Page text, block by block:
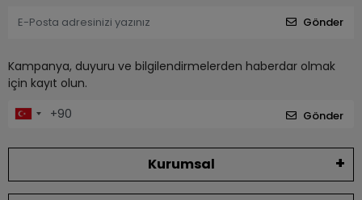
Gönder
Kampanya, duyuru ve bilgilendirmelerden haberdar olmak
için kayıt olun.
Gönder
Kurumsal